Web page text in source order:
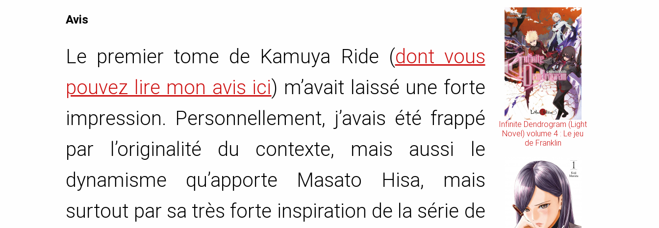
Avis
Le premier tome de Kamuya Ride (dont vous
pouvez lire mon avis ici) m’avait laissé une forte
impression. Personnellement, j’avais été frappé
par l’originalité du contexte, mais aussi le
dynamisme qu’apporte Masato Hisa, mais
surtout par sa très forte inspiration de la série de
Infinite Dendrogram (Light
Novel) volume 4 : Le jeu
de Franklin